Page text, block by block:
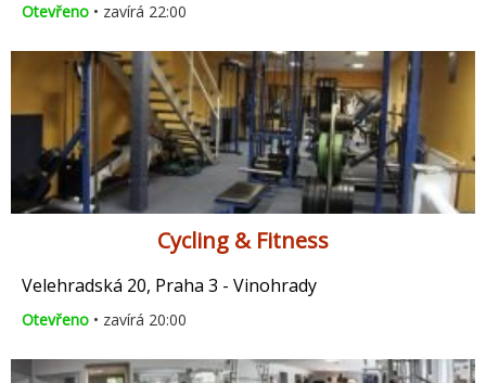
Otevřeno • zavírá 22:00
Cycling & Fitness
Velehradská 20, Praha 3 - Vinohrady
Otevřeno • zavírá 20:00